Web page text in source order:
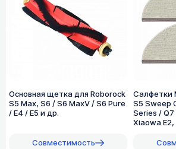
Основная щетка для Roborock
S5 Max, S6 / S6 MaxV / S6 Pure
/ E4 / E5 и др.
Совместимость
Салфетки
S5 Sweep
Series / Q7
Xiaowa